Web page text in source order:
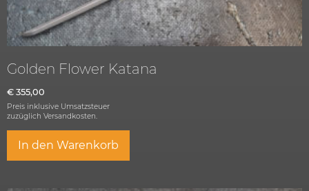
Golden Flower Katana
€ 355,00
Preis inklusive Umsatzsteuer
zuzüglich Versandkosten.
In den Warenkorb